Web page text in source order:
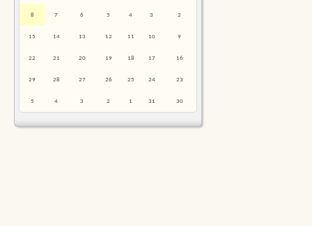
2
3
4
5
6
7
8
9
10
11
12
13
14
15
16
17
18
19
20
21
22
23
24
25
26
27
28
29
30
31
1
2
3
4
5